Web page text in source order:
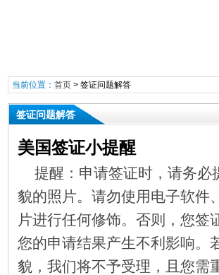
当前位置： 首页> 签证问题解答
签证问题解答
美国签证小提醒
提醒：申请签证时，请务必
貌的照片。请勿使用电子软件
片进行任何修饰。否则，您签
您的申请结果产生不利影响。
貌，我们将不予受理，且您